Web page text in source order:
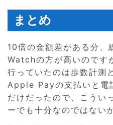
まとめ
10倍の金額差がある分
Watchの方が高いので
行っていたのは歩数計測
Apple Payの支払いと電
だけだったので、こうい
ーでも十分なのではない